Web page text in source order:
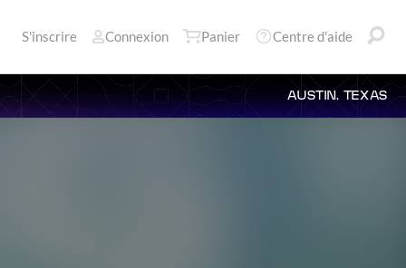
S'inscrire Connexion Panier Centre d'aide
AUSTIN, TEXAS